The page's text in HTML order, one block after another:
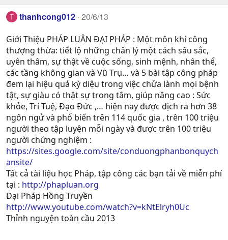
T thanhcong012 20/6/13
Giới Thiệu PHÁP LUÂN ĐẠI PHÁP : Một môn khí công
thượng thừa: tiết lộ những chân lý một cách sâu sắc,
uyên thâm, sự thật về cuộc sống, sinh mệnh, nhân thể,
các tầng không gian và Vũ Trụ… và 5 bài tập công pháp
đem lại hiệu quả kỳ diệu trong việc chửa lành mọi bệnh
tật, sự giàu có thật sự trong tâm, giúp nâng cao : Sức
khỏe, Trí Tuệ, Ðạo Ðức ,… hiện nay được dịch ra hơn 38
ngôn ngử và phổ biến trên 114 quốc gia , trên 100 triệu
người theo tập luyện mỗi ngày và được trên 100 triệu
người chứng nghiệm :
https://sites.google.com/site/conduongphanbonquych
ansite/
Tất cả tài liệu học Pháp, tập công các bạn tải về miễn phí
tại : http://phapluan.org
Đại Pháp Hồng Truyền
http://www.youtube.com/watch?v=kNtElryh0Uc
Thỉnh nguyện toàn cầu 2013